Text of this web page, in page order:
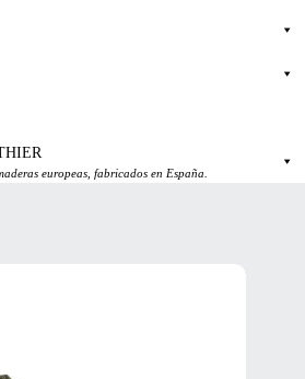
europeas, fabricados en España.